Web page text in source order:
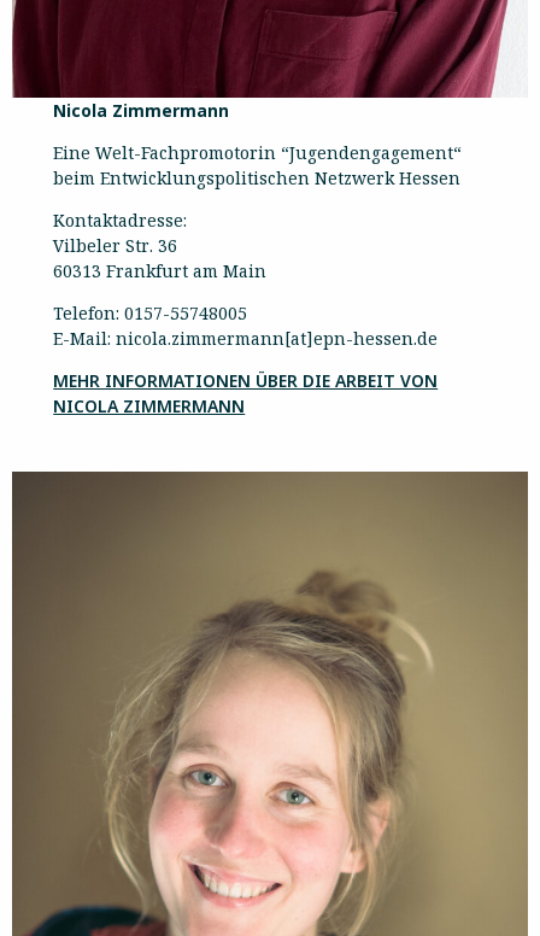
Nicola Zimmermann
Eine Welt-Fachpromotorin “Jugendengagement“
beim Entwicklungspolitischen Netzwerk Hessen
Kontaktadresse:
Vilbeler Str. 36
60313 Frankfurt am Main
Telefon: 0157-55748005
E-Mail: nicola.zimmermann[at]epn-hessen.de
MEHR INFORMATIONEN ÜBER DIE ARBEIT VON
NICOLA ZIMMERMANN